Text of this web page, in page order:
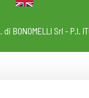
BONOMELLI Srl - P.I.